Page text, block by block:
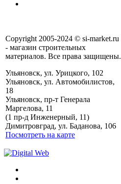
Copyright 2005-2024 © si-market.ru
- магазин строительных
материалов. Все права защищены.
Ульяновск, ул. Урицкого, 102
Ульяновск, ул. Автомобилистов,
18
Ульяновск, пр-т Генерала
Маргелова, 11
(1 пр-д Инженерный, 11)
Димитровград, ул. Баданова, 106
Посмотреть на карте